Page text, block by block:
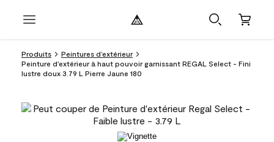
Produits
Peintures d’extérieur
Peinture d'extérieur à haut pouvoir garnissant REGAL Select - Fini
lustre doux 3.79 L Pierre Jaune 180